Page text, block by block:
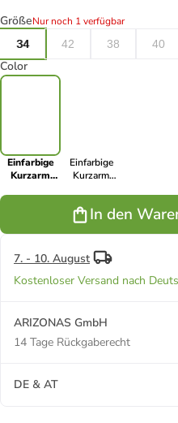
GrößeNur noch 1 verfügbar
34
42 38 40
Color
Einfarbige
Kurzarm
Einfarbige
Kurzarm
ONLVIC in
Rot-2
In den
7. - 10. August
Kostenloser Versand nach
ARIZONAS GmbH
14 Tage Rückgaberecht
DE & AT